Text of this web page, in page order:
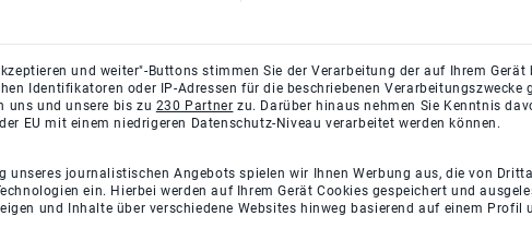
und weiter"-Buttons stimmen Sie der Verarbeitung der auf Ihrem Gerät
Identifikatoren oder IP-Adressen für die beschriebenen Verarbeitungszwecke
uns und unsere bis zu 230 Partner zu. Darüber hinaus nehmen Sie Kenntnis
EU mit einem niedrigeren Datenschutz-Niveau verarbeitet werden können.
unseres journalistischen Angebots spielen wir Ihnen Werbung aus, die von
ein. Hierbei werden auf Ihrem Gerät Cookies gespeichert und
und Inhalte über verschiedene Websites hinweg basierend auf einem Profil